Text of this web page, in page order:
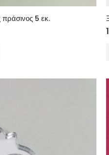
5 εκ.